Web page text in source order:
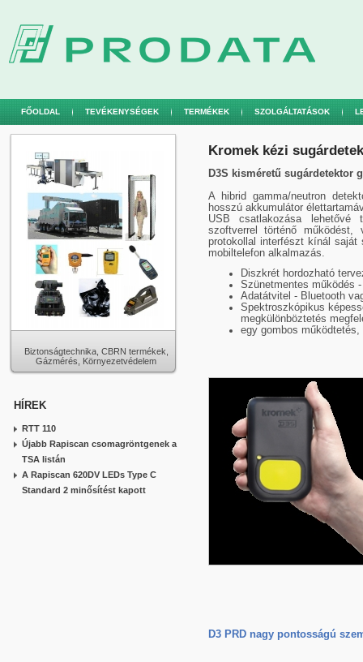
FŐOLDAL TEVÉKENYSÉGEK TERMÉKEK SZOLGÁLTATÁSOK
Biztonságtechnika, CBRN termékek,
Gázmérés, Környezetvédelem
HÍREK
RTT 110
Újabb Rapiscan csomagröntgenek a
TSA listán
A Rapiscan 620DV LEDs Type C
Standard 2 minősítést kapott
Kromek kézi
D3S kisméretű sugárdetektor
A hibrid gamma/neutron
hosszú akkumulátor
USB csatlakozása
szoftverrel történő működést,
protokollal interfészt kínál saját
mobiltelefon alkalmazás.
Diszkrét hordozható
Szünetmentes működés
Adatátvitel - Bluetooth
Spektroszkópikus
megkülönböztetés
egy gombos működtetés,
D3 PRD nagy pontosságú